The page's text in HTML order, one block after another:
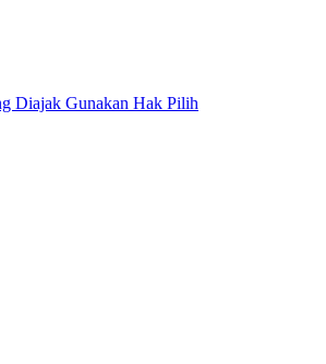
Diajak Gunakan Hak Pilih